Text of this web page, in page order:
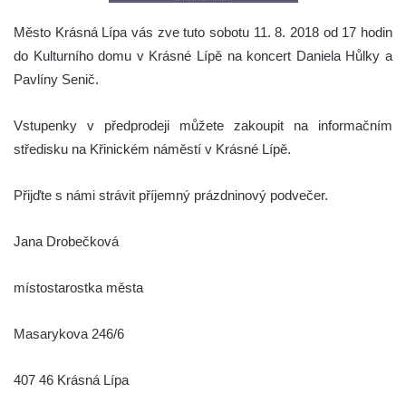
Město Krásná Lípa vás zve tuto sobotu 11. 8. 2018 od 17 hodin
do Kulturního domu v Krásné Lípě na koncert Daniela Hůlky a
Pavlíny Senič.
Vstupenky v předprodeji můžete zakoupit na informačním
středisku na Křinickém náměstí v Krásné Lípě.
Přijďte s námi strávit příjemný prázdninový podvečer.
Jana Drobečková
místostarostka města
Masarykova 246/6
407 46 Krásná Lípa